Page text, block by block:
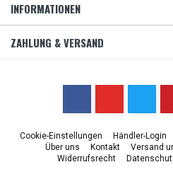
INFORMATIONEN
ZAHLUNG & VERSAND
Cookie-Einstellungen Händler-Login
Über uns
Kontakt
Versand
Widerrufsrecht